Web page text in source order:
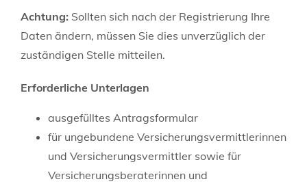
Achtung: Sollten sich nach der Registrierung Ihre
Daten ändern, müssen Sie dies unverzüglich der
zuständigen Stelle mitteilen.
Erforderliche Unterlagen
ausgefülltes Antragsformular
für ungebundene Versicherungsvermittlerinnen
und Versicherungsvermittler sowie für
Versicherungsberaterinnen und